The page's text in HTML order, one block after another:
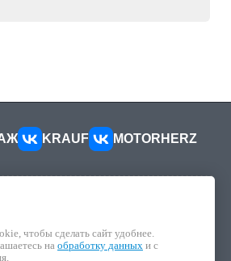
KRAUF MOTORHERZ
чтобы cделать сайт удобнее.
на обработку данных и с